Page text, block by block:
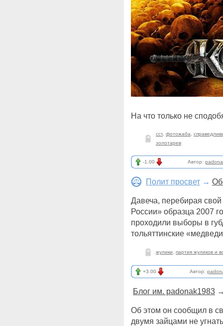
На что только не
сст, фотожаба
золотарев
-1.00 Автор:
Полит просвет →
Давеча, перебирая
России» образца 2007
проходили выборы в
тольяттинские
жулики партия жуликов и
+3.00 Автор:
Блог им. padonak1983
Об этом он сообщил в
двумя зайцами не